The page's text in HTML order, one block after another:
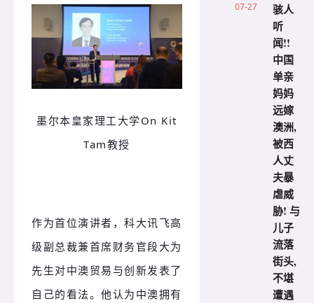
墨尔本皇家理工大学On Kit
Tam教授
作为首位演讲者，科大讯飞高
级副总裁兼首席财务官段大为
先生对中澳贸易与创新发表了
自己的看法。他认为中澳拥有
07-27
骇人
听
闻!!
中国
单亲
妈妈
远嫁
澳洲,
被西
人丈
夫暴
虐威
胁! 与
儿子
流落
街头,
不堪
遭遇